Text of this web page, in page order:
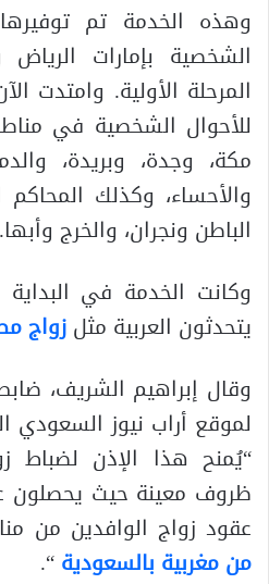
وهذه الخدمة تم
الشخصية بإمارات
للأحوال الشخصية في
مكة، وجدة، وبريدة،
والأحساء، وكذلك
الباطن ونجران، والخرج وأبها.
وكانت الخدمة في البداية
يتحدثون العربية مثلزواج
وقال إبراهيم الشريف،
لموقع أراب نيوز السعودي
“يُمنح هذا الإذن
ظروف معينة حيث يحصلون
عقود زواج الوافدين من
من مغربية بالسعودية“.